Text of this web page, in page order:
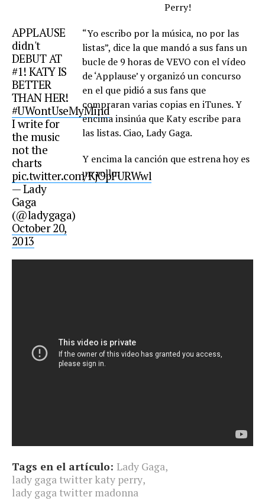
Perry!
APPLAUSE
didn't
DEBUT AT
#1! KATY IS
BETTER
THAN HER!
#UWontUseMyMind
I write for
the music
not the
charts
pic.twitter.com/KjOpFURWwl
— Lady
Gaga
(@ladygaga)
October 20,
2013
“Yo escribo por la música, no por las
listas”, dice la que mandó a sus fans un
bucle de 9 horas de VEVO con el vídeo
de ‘Applause’ y organizó un concurso
en el que pidió a sus fans que
compraran varias copias en iTunes. Y
encima insinúa que Katy escribe para
las listas. Ciao, Lady Gaga.
Y encima la canción que estrena hoy es
un rollo:
Tags en el artículo: Lady Gaga,
lady gaga twitter katy perry,
lady gaga twitter madonna